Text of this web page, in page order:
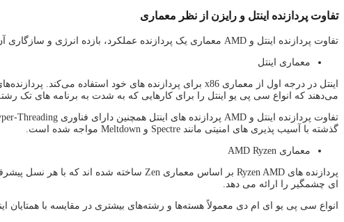
تفاوت پردازنده اینتل و رایزن از نظر معماری
تفاوت پردازنده اینتل و AMD معماری یک پردازنده عملکرد، بازده انرژی و سازگاری آن با
معماری اینتل
می‌دهند که انواع سی پی یو اینتل را برای کارهایی که به شدت به برنامه های تک
گذشته با آسیب پذیری های امنیتی مانند Spectre و Meltdown مواجه شده است.
معماری AMD Ryzen
ای چشمگیر را ارائه می دهد.
انواع سی پی یو ای ام دی معمولاً هسته‌ها و رشته‌های بیشتری در مقایسه با همتایان